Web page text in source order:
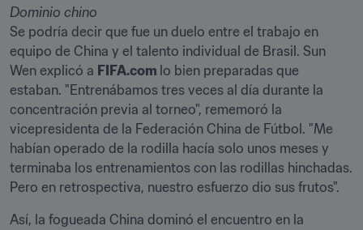
Se podría decir que fue un duelo entre el trabajo en
equipo de China y el talento individual de Brasil. Sun
Wen explicó a FIFA.com lo bien preparadas que
estaban. "Entrenábamos tres veces al día durante la
concentración previa al torneo", rememoró la
vicepresidenta de la Federación China de Fútbol. "Me
habían operado de la rodilla hacía solo unos meses y
terminaba los entrenamientos con las rodillas hinchadas.
Pero en retrospectiva, nuestro esfuerzo dio sus frutos".
Así, la fogueada China dominó el encuentro en la